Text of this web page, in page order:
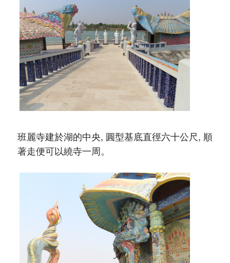
班麗寺建於湖的中央, 圓型基底直徑六十公尺, 順
著走便可以繞寺一周。